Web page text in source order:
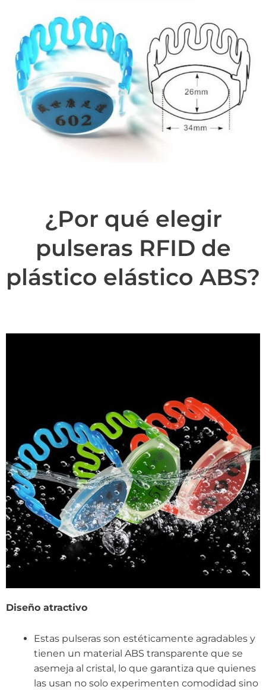
¿Por qué elegir
pulseras RFID de
plástico elástico ABS?
Diseño atractivo
Estas pulseras son estéticamente agradables y
tienen un material ABS transparente que se
asemeja al cristal, lo que garantiza que quienes
las usan no solo experimenten comodidad sino